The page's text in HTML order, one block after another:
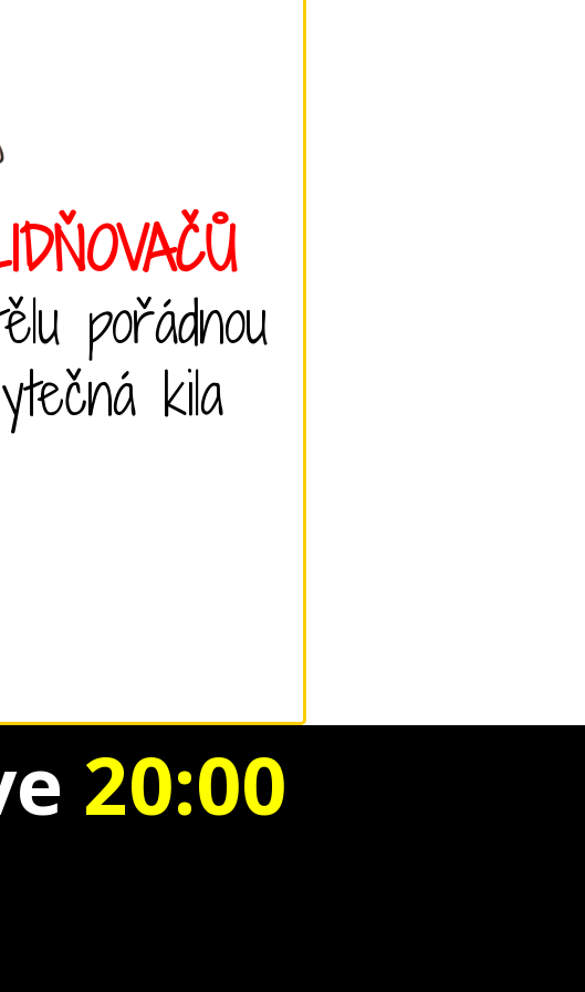
pořádnou
kila
20:00